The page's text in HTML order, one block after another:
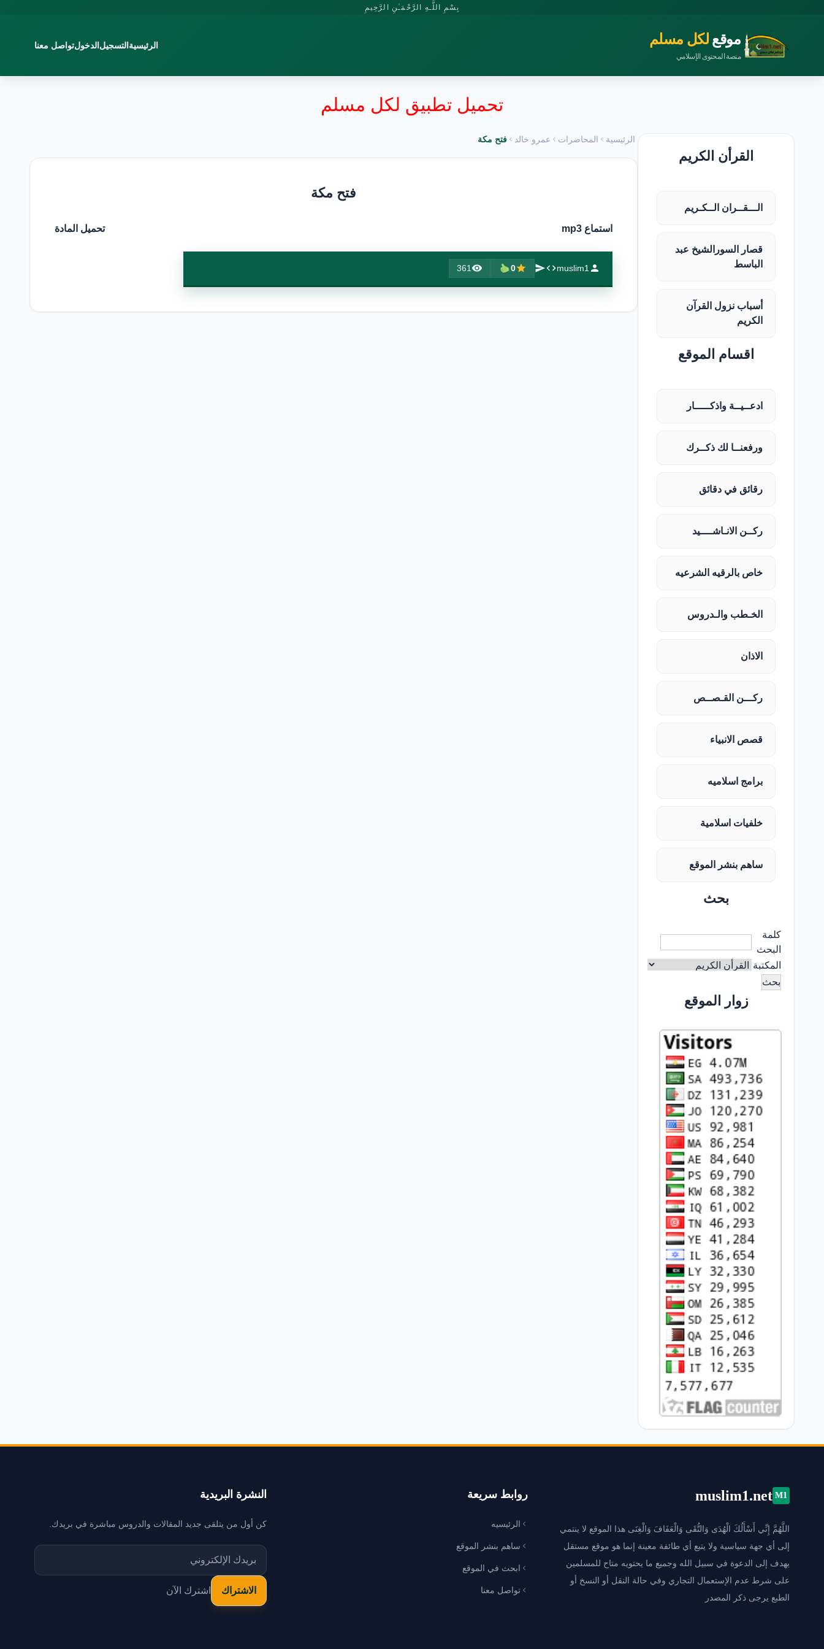
بِسْمِ اللَّـهِ الرَّحْمَـٰنِ الرَّحِيمِ
موقع لكل مسلم
منصة المحتوى الإسلامي
الرئيسية التسجيل الدخولتواصل معنا
تحميل تطبيق لكل مسلم
القرأن الكريم
الـــقــران الــكـريم
قصار السورالشيخ عبد
الباسط
أسباب نزول القرآن
الكريم
اقسام الموقع
ادعــيــة واذكـــــار
ورفعنــا لك ذكــرك
رقائق في دقائق
ركــن الانـاشــــيد
خاص بالرقيه الشرعيه
الخـطب والـدروس
الاذان
ركـــن القـصــص
قصص الانبياء
برامج اسلاميه
خلفيات اسلامية
ساهم بنشر الموقع
بحث
كلمة
البحث
المكتبة
زوار الموقع
الرئيسية المحاضرات عمرو خالد فتح مكة
فتح مكة
استماع mp3 تحميل المادة
muslim1
0
361
M1
muslim1.net
اللَّهُمَّ إِنِّي أَسْأَلُكَ الْهُدَى وَالتُّقَى وَالْعَفَافَ وَالْغِنَى هذا الموقع لا ينتمي
إلى أي جهة سياسية ولا يتبع أي طائفة معينة إنما هو موقع مستقل
يهدف إلى الدعوة في سبيل الله وجميع ما يحتويه متاح للمسلمين
على شرط عدم الإستعمال التجاري وفي حالة النقل أو النسخ أو
الطبع يرجى ذكر المصدر
روابط سريعة
الرئيسيه
ساهم بنشر الموقع
ابحث في الموقع
تواصل معنا
النشرة البريدية
كن أول من يتلقى جديد المقالات والدروس مباشرة في بريدك.
اشترك الآن